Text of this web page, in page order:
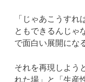
「じゃあこうす
ともできるんじゃ
で面白い展開にな
それを再現しよう
れた場」と「生産